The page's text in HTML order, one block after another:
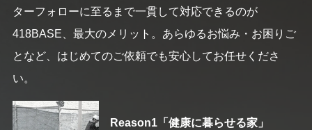
ターフォローに至るまで一貫して対応できるのが
418BASE、最大のメリット。あらゆるお悩み・お困りご
となど、はじめてのご依頼でも安心してお任せくださ
い。
Reason1「健康に暮らせる家」